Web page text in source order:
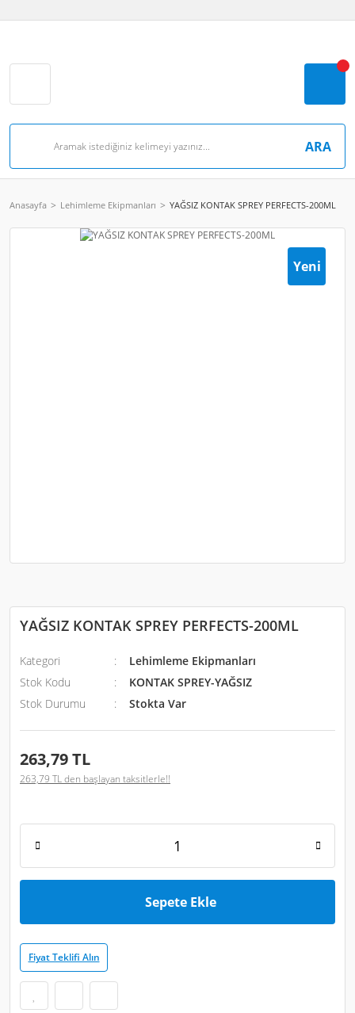
ARA
Anasayfa Lehimleme Ekipmanları YAĞSIZ KONTAK SPREY PERFECTS-200ML
Yeni
YAĞSIZ KONTAK SPREY PERFECTS-200ML
Kategori
Lehimleme Ekipmanları
Stok Kodu
KONTAK SPREY-YAĞSIZ
Stok Durumu
Stokta Var
263,79 TL
263,79 TL den başlayan taksitlerle!!
Sepete Ekle
Fiyat Teklifi Alın